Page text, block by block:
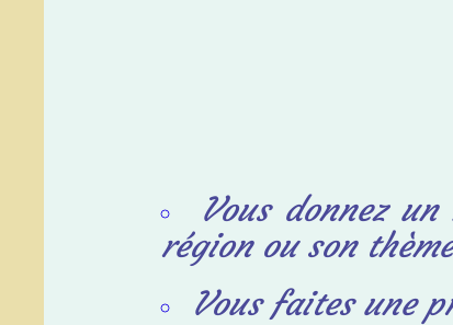
Vous donnez
région ouson
Vous faites une